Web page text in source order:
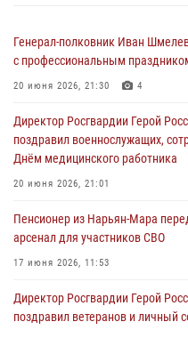
Генерал-полковник Иван
с профессиональным
20 июня 2026, 21:30 4
Директор Росгвардии Герой
поздравил военнослужащих,
Днём медицинского работника
20 июня 2026, 21:01
Пенсионер из Нарьян-Мара
арсенал для участников СВО
17 июня 2026, 11:53
Директор Росгвардии Герой
поздравил ветеранов и личный